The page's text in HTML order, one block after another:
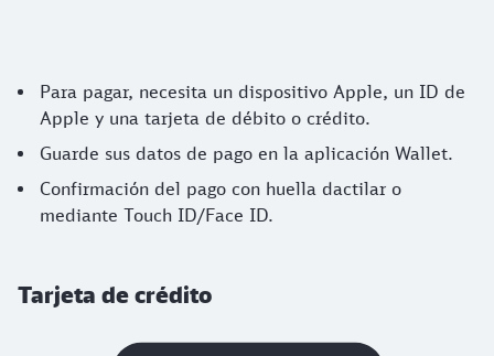
Para pagar, necesita un dispositivo Apple, un ID de
Apple y una tarjeta de débito o crédito.
Guarde sus datos de pago en la aplicación Wallet.
Confirmación del pago con huella dactilar o
mediante Touch ID/Face ID.
Tarjeta de crédito